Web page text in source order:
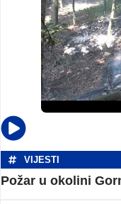
VIJESTI
Požar u okolini